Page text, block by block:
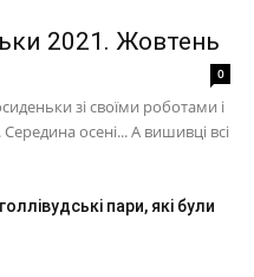
2021. Жовтень
0
зі своїми роботами і
осені... А вишивці всі
пари, які були